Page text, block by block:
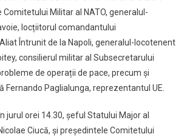
Comitetului Militar al NATO, generalul-
locțiitorul comandantului
Întrunit de la Napoli, generalul-locotenent
consilierul militar al Subsecretarului
de operații de pace, precum și
Fernando Paglialunga, reprezentantul UE.
jurul orei 14.30, șeful Statului Major al
Ciucă, și președintele Comitetului